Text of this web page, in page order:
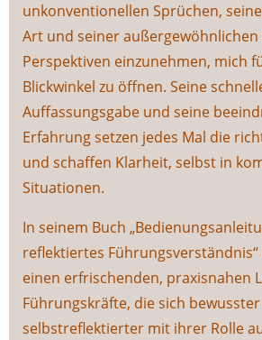
unkonventionellen Sprüchen,
Art und seiner außergewöhnlichen
Perspektiven einzunehmen, mich
Blickwinkel zu öffnen. Seine
Auffassungsgabe und seine
Erfahrung setzen jedes Mal die
und schaffen Klarheit, selbst in
Situationen.
In seinem Buch
reflektiertes
einen erfrischenden, praxisnahen
Führungskräfte, die sich
selbstreflektierter mit ihrer Rolle